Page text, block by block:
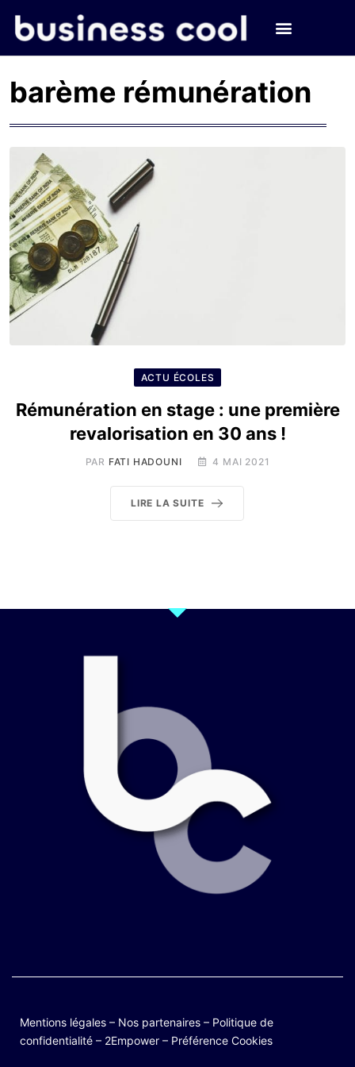
barème rémunération
ACTU ÉCOLES
Rémunération en stage : une première
revalorisation en 30 ans !
PAR FATI HADOUNI 4 MAI 2021
LIRE LA SUITE
Mentions légales – Nos partenaires – Politique de
confidentialité – 2Empower – Préférence Cookies